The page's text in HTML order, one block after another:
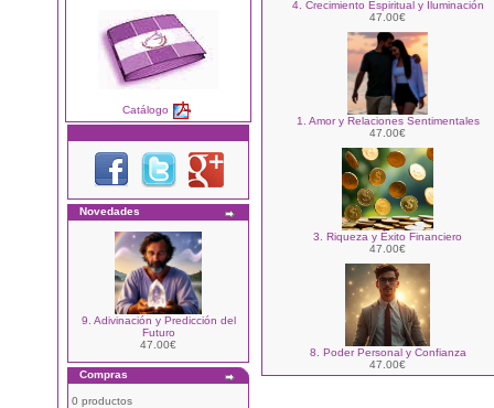
Catálogo
Novedades
9. Adivinación y Predicción del
Futuro
47.00€
Compras
0 productos
4. Crecimiento Espiritual y Iluminación
47.00€
1. Amor y Relaciones Sentimentales
47.00€
3. Riqueza y Éxito Financiero
47.00€
8. Poder Personal y Confianza
47.00€